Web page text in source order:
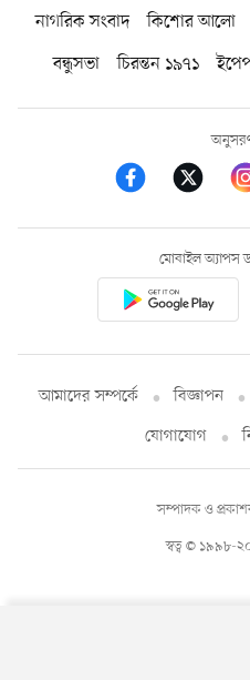
নাগরিক সংবাদ কিশোর আলো
বন্ধুসভা
চিরন্তন ১৯৭১
মোবাইল
আমাদের সম্পর্কে বিজ্ঞাপন
যোগাযোগ
স্বত্ব © ১৯৯৮-
সম্পাদক ও